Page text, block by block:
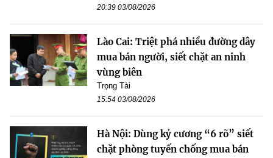
20:39 03/08/2026
Lào Cai: Triệt phá nhiều đường dây
mua bán người, siết chặt an ninh
vùng biên
Trọng Tài
15:54 03/08/2026
Hà Nội: Dùng kỷ cương “6 rõ” siết
chặt phòng tuyến chống mua bán